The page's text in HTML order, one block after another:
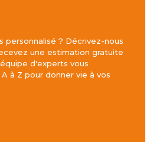
personnalisé ? Décrivez-nous
une estimation gratuite
d'experts vous
à Z pour donner vie à vos